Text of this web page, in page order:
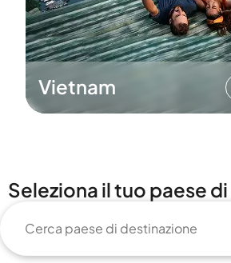
Vietnam
Seleziona il tuo paese